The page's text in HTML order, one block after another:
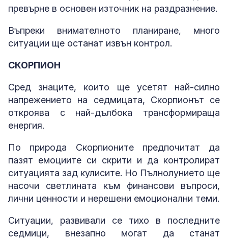
превърне в основен източник на раздразнение.
Въпреки внимателното планиране, много
ситуации ще останат извън контрол.
СКОРПИОН
Сред знаците, които ще усетят най-силно
напрежението на седмицата, Скорпионът се
откроява с най-дълбока трансформираща
енергия.
По природа Скорпионите предпочитат да
пазят емоциите си скрити и да контролират
ситуацията зад кулисите. Но Пълнолунието ще
насочи светлината към финансови въпроси,
лични ценности и нерешени емоционални теми.
Ситуации, развивали се тихо в последните
седмици, внезапно могат да станат